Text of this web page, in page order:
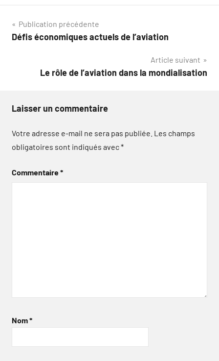
Navigation
de
Publication précédente
Défis économiques actuels de l’aviation
Article suivant
Le rôle de l’aviation dans la mondialisation
Laisser un commentaire
Votre adresse e-mail ne sera pas publiée. Les champs
obligatoires sont indiqués avec*
Commentaire*
Nom*